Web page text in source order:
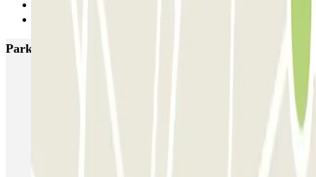
Parkings más valorados en Lille